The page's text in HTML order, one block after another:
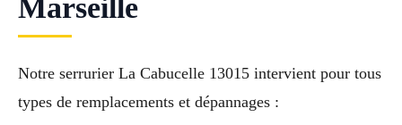
Marseille
Notre serrurier La Cabucelle 13015 intervient pour tous
types de remplacements et dépannages :